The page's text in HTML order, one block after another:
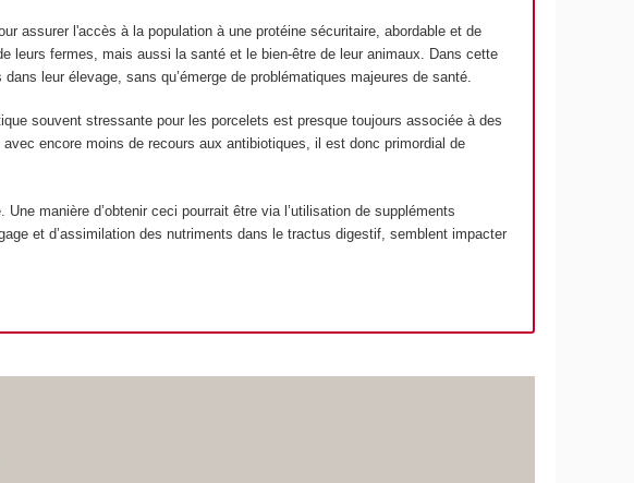
assurer l'accès à la population à une protéine sécuritaire, abordable et de
leurs fermes, mais aussi la santé et le bien-être de leur animaux. Dans cette
leur élevage, sans qu’émerge de problématiques majeures de santé.
souvent stressante pour les porcelets est presque toujours associée à des
encore moins de recours aux antibiotiques, il est donc primordial de
manière d’obtenir ceci pourrait être via l’utilisation de suppléments
et d’assimilation des nutriments dans le tractus digestif, semblent impacter